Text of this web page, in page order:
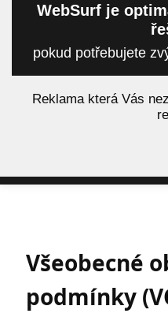
WebSurf je
pokud potřebujete
Reklama která Vás